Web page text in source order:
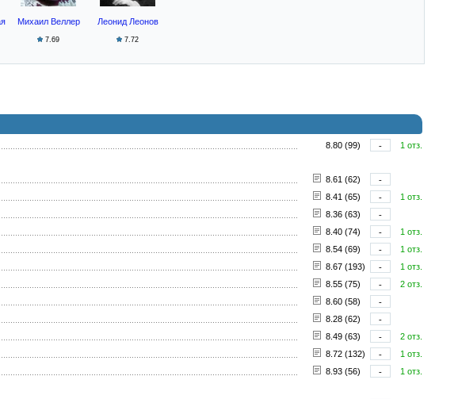
Михаил Веллер
7.69
Леонид Леонов
7.72
8.80 (99) -
1 отз.
8.61 (62)
-
8.41 (65) -
1 отз.
8.36 (63)
-
8.40 (74) -
1 отз.
8.54 (69) -
1 отз.
8.67 (193) -
1 отз.
8.55 (75) -
2 отз.
8.60 (58)
-
8.28 (62)
-
8.49 (63) -
2 отз.
8.72 (132) -
1 отз.
8.93 (56) -
1 отз.